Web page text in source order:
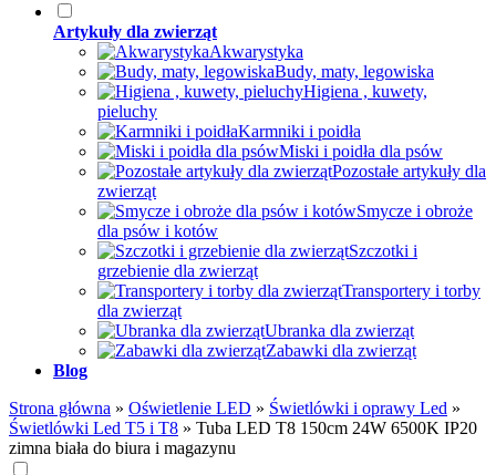
Artykuły dla zwierząt
Akwarystyka
Budy, maty, legowiska
Higiena , kuwety,
pieluchy
Karmniki i poidła
Miski i poidła dla psów
Pozostałe artykuły dla
zwierząt
Smycze i obroże
dla psów i kotów
Szczotki i
grzebienie dla zwierząt
Transportery i torby
dla zwierząt
Ubranka dla zwierząt
Zabawki dla zwierząt
Blog
Strona główna » Oświetlenie LED » Świetlówki i oprawy Led »
Świetlówki Led T5 i T8 » Tuba LED T8 150cm 24W 6500K IP20
zimna biała do biura i magazynu